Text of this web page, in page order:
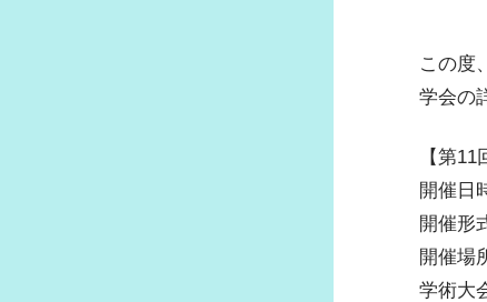
訪問リハビリ受け入れ可能施設
各市区町村理学療法士会のご紹介
府士会ZOOMの利用方法および
この度
学会の
【第
開催日
開催形
開催場
学術大